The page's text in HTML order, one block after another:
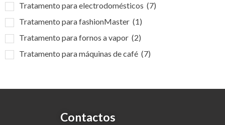
Tratamento para electrodomésticos (7)
Tratamento para fashionMaster (1)
Tratamento para fornos a vapor (2)
Tratamento para máquinas de café (7)
Contactos